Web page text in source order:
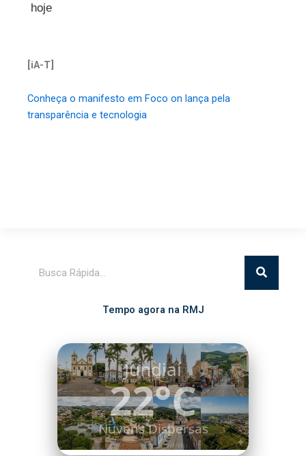
hoje
[iA-T]
Conheça o manifesto em Foco on lança pela
transparência e tecnologia
Tempo agora na RMJ
Itatiba
20°C
Algumas Nuvens